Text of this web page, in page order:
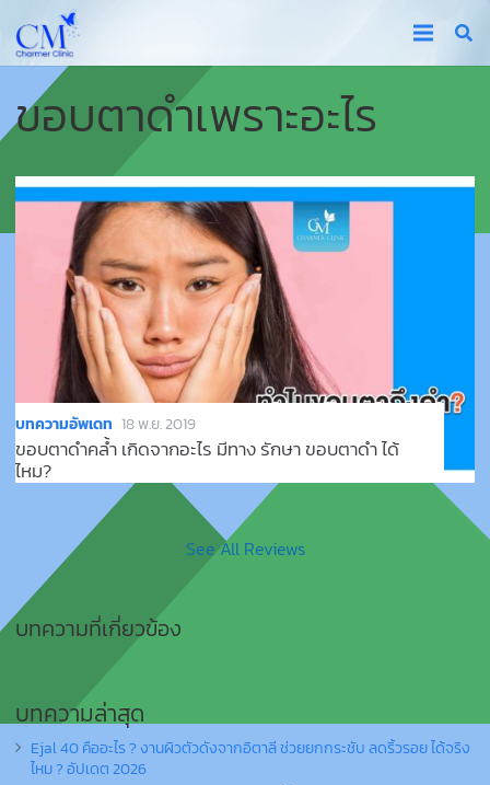
ขอบตาดำเพราะอะไร
บทความอัพเดท 18 พ.ย. 2019
ขอบตาดำคล้ำ เกิดจากอะไร มีทาง รักษา ขอบตาดำ ได้
ไหม?
See All Reviews
บทความที่เกี่ยวข้อง
บทความล่าสุด
Ejal 40 คืออะไร ? งานผิวตัวดังจากอิตาลี ช่วยยกกระชับ ลดริ้วรอย ได้จริง
ไหม ? อัปเดต 2026